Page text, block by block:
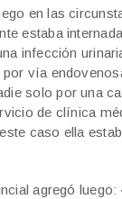
en las
estaba
infección
vía
solo por una
de clínica
caso ella
agregó luego: